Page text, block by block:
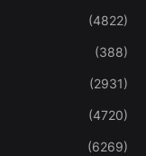
(4822)
(388)
(2931)
(4720)
(6269)